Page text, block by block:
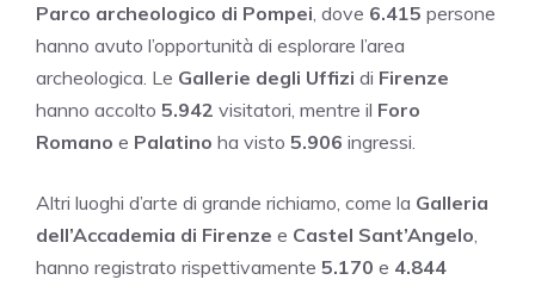
Parco archeologico di Pompei, dove 6.415 persone
hanno avuto l’opportunità di esplorare l’area
archeologica. Le Gallerie degli Uffizi di Firenze
hanno accolto 5.942 visitatori, mentre il Foro
Romano e Palatino ha visto 5.906 ingressi.
Altri luoghi d’arte di grande richiamo, come la Galleria
dell’Accademia di Firenze e Castel Sant’Angelo,
hanno registrato rispettivamente 5.170 e 4.844